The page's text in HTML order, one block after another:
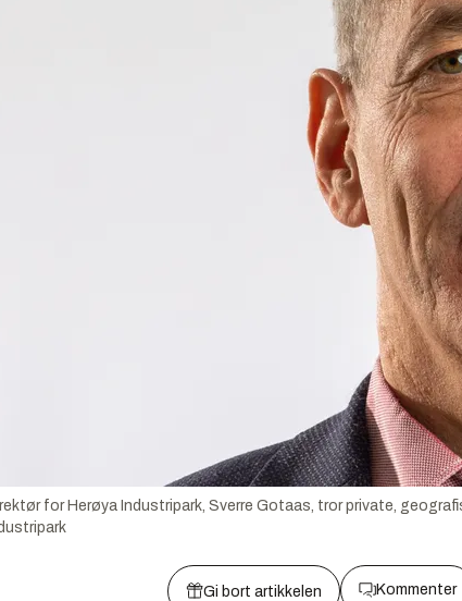
for Herøya Industripark, Sverre Gotaas, tror private,
Gi bort artikkelen Kommenter